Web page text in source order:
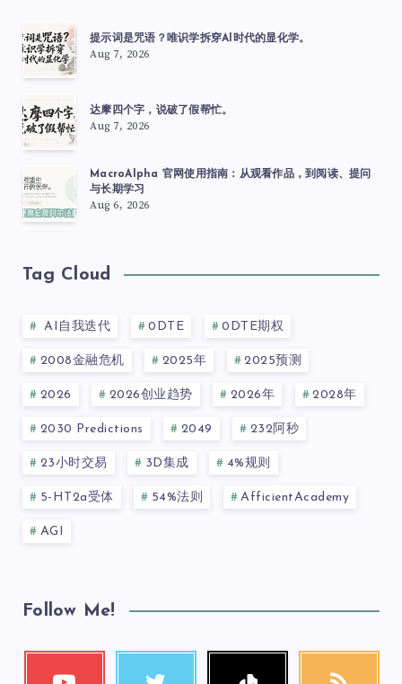
提示词是咒语？唯识学拆穿AI时代的显化学。
Aug 7, 2026
达摩四个字，说破了假帮忙。
Aug 7, 2026
MacroAlpha 官网使用指南：从观看作品，到阅读、提问
与长期学习
Aug 6, 2026
Tag Cloud
AI自我迭代 0DTE 0DTE期权
2008金融危机 2025年 2025预测
2026 2026创业趋势 2026年 2028年
2030 Predictions 2049 232阿秒
23小时交易 3D集成 4%规则
5-HT2a受体 54%法则 AfficientAcademy
AGI
Follow Me!